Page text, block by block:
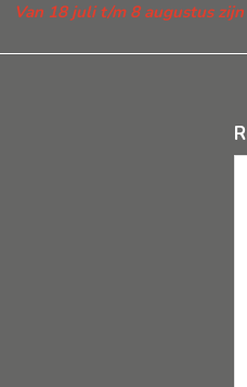
Van 18 juli t/m 8 augustus